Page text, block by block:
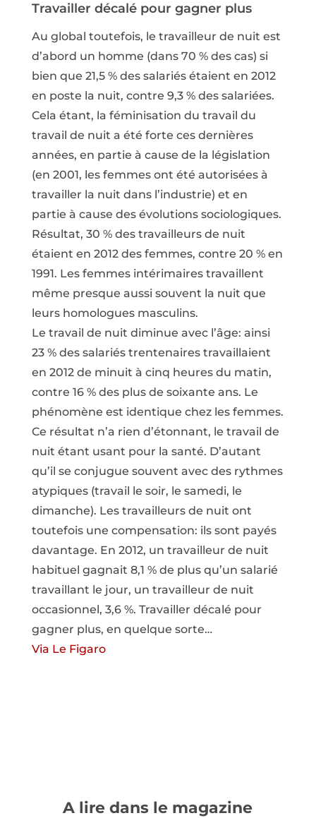
Travailler décalé pour gagner plus
Au global toutefois, le travailleur de nuit est
d’abord un homme (dans 70 % des cas) si
bien que 21,5 % des salariés étaient en 2012
en poste la nuit, contre 9,3 % des salariées.
Cela étant, la féminisation du travail du
travail de nuit a été forte ces dernières
années, en partie à cause de la législation
(en 2001, les femmes ont été autorisées à
travailler la nuit dans l’industrie) et en
partie à cause des évolutions sociologiques.
Résultat, 30 % des travailleurs de nuit
étaient en 2012 des femmes, contre 20 % en
1991. Les femmes intérimaires travaillent
même presque aussi souvent la nuit que
leurs homologues masculins.
Le travail de nuit diminue avec l’âge: ainsi
23 % des salariés trentenaires travaillaient
en 2012 de minuit à cinq heures du matin,
contre 16 % des plus de soixante ans. Le
phénomène est identique chez les femmes.
Ce résultat n’a rien d’étonnant, le travail de
nuit étant usant pour la santé. D’autant
qu’il se conjugue souvent avec des rythmes
atypiques (travail le soir, le samedi, le
dimanche). Les travailleurs de nuit ont
toutefois une compensation: ils sont payés
davantage. En 2012, un travailleur de nuit
habituel gagnait 8,1 % de plus qu’un salarié
travaillant le jour, un travailleur de nuit
occasionnel, 3,6 %. Travailler décalé pour
gagner plus, en quelque sorte…
Via Le Figaro
A lire dans le magazine